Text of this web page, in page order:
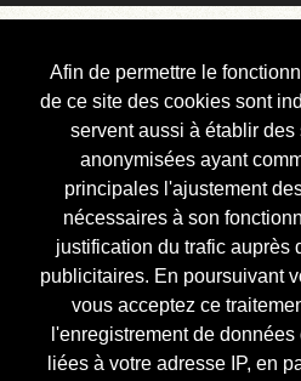
Afin de permettre le
de ce site des cookies sont
servent aussi à établir des
anonymisées ayant
principales l'ajustement
nécessaires à son
justification du trafic auprès
publicitaires. En poursuivant
vous acceptez ce
l'enregistrement de
liées à votre adresse IP, en
Courbis, « LE »
Blog Officiel
Bienvenue
Réalisations
Divers (et d’été)
Annonces
Liens externes